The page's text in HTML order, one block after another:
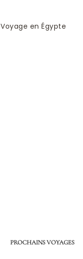
Voyage en Égypte
PROCHAINS VOYAGES